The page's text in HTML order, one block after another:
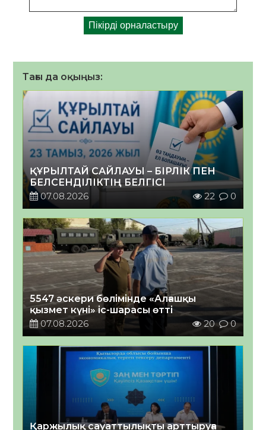
Тағы да оқыңыз:
ҚҰРЫЛТАЙ САЙЛАУЫ – БІРЛІК ПЕН
БЕЛСЕНДІЛІКТІҢ БЕЛГІСІ
07.08.2026
22 0
5547 әскери бөлімінде «Алғашқы
қызмет күні» іс-шарасы өтті
07.08.2026
20 0
Қаржылық сауаттылықты арттыруға